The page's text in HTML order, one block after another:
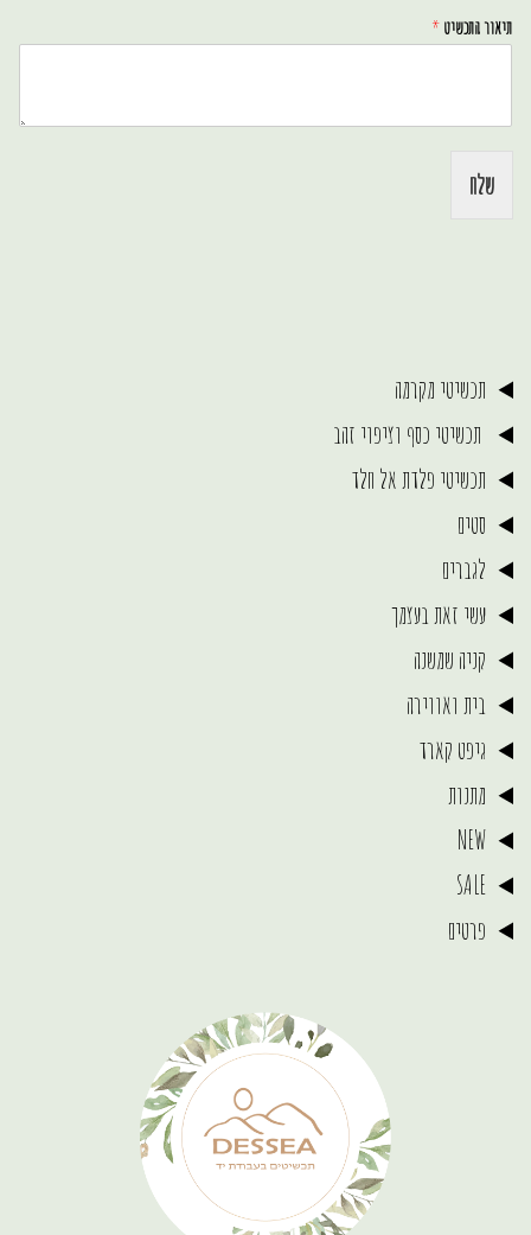
תיאור התכשיט *
שלח
תכשיטי מקרמה
תכשיטי כסף וציפוי זהב
תכשיטי פלדת אל חלד
סטים
לגברים
עשי זאת בעצמך
קניה שמשנה
בית ואווירה
גיפט קארד
מתנות
NEW
SALE
פרטים